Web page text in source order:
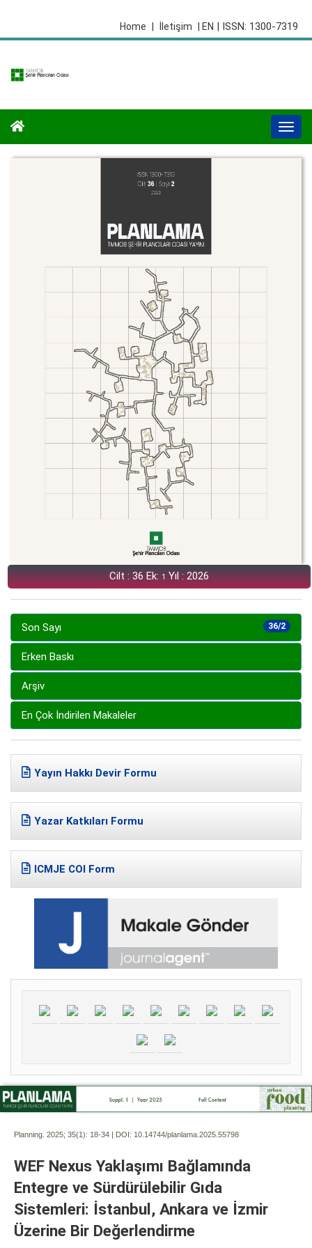
| ISSN: 1300-7319
| EN
İletişim
Home
Cilt : 36 Ek:1Yıl : 2026
36/2
Son Sayı
Erken Baskı
Arşiv
En Çok İndirilen Makaleler
Yayın Hakkı Devir Formu
Yazar Katkıları Formu
ICMJE COI Form
Planning. 2025; 35(1): 18-34 | DOI: 10.14744/planlama.2025.55798
WEF Nexus Yaklaşımı Bağlamında
Entegre ve Sürdürülebilir Gıda
Sistemleri: İstanbul, Ankara ve İzmir
Üzerine Bir Değerlendirme